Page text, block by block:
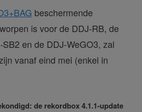
beschermende
is voor de DDJ-RB, de
en de DDJ-WeGO3, zal
vanaf eind mei (enkel in
de rekordbox 4.1.1-update